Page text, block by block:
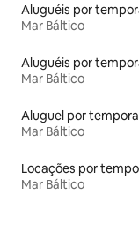
Mar Báltico
Mar Báltico
Mar Báltico
Mar Báltico